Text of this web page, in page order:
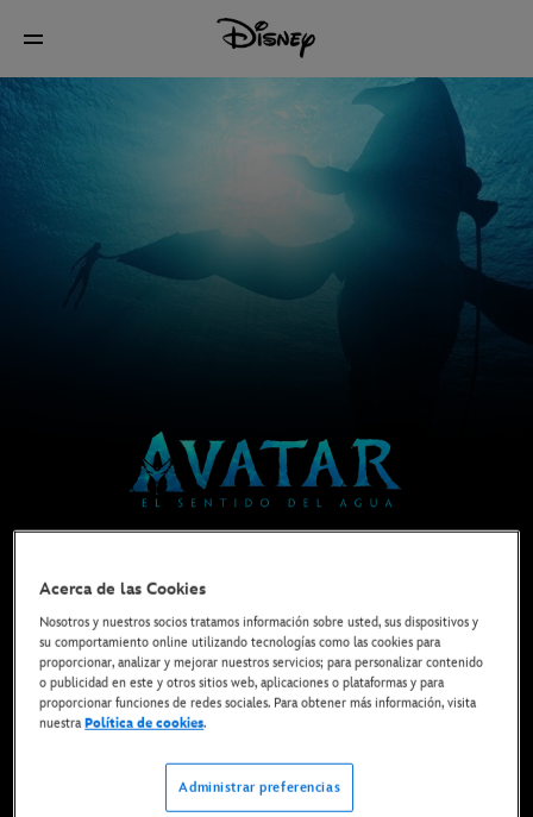
DISFRÚTALA EN DISNEY+
COMPRAR LA PELÍCULA
* Imprescindible tener una suscripción | Planes desde solo 6,99€ al mes
Acerca de las Cookies
Nosotros y nuestros socios tratamos información sobre usted, sus dispositivos y
su comportamiento online utilizando tecnologías como las cookies para
proporcionar, analizar y mejorar nuestros servicios; para personalizar contenido
o publicidad en este y otros sitios web, aplicaciones o plataformas y para
proporcionar funciones de redes sociales. Para obtener más información, visita
nuestraPolítica de cookies.
Administrar preferencias